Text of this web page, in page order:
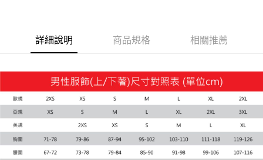
運送方式
每筆NT$100，滿NT$1,800(含以上)免運費
付款後7-11取貨
每筆NT$100，滿NT$1,800(含以上)免運費
宅配(離島恕不配送)
每筆NT$150，滿NT$1,800(含以上)免運費
詳細說明 商品規格 相關推薦